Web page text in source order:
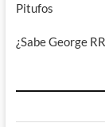
Pitufos
¿Sabe George